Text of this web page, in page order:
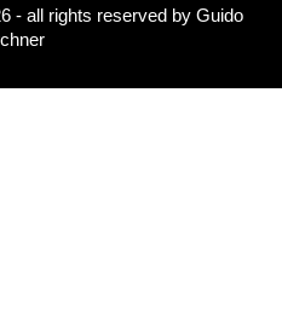
- all rights reserved by Guido